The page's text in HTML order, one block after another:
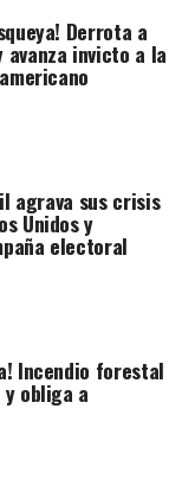
Derrota a
avanza invicto a la
agrava sus crisis
Unidos y
electoral
Incendio forestal
obliga a